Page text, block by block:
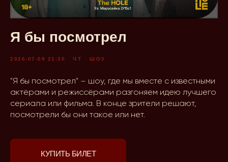
Я бы посмотрел
2026-07-09 21:30 ЧТ ШОУ
"Я бы посмотрел" – шоу, где мы вместе с известными
актёрами и режиссёрами разгоняем идею лучшего
сериала или фильма. В конце зрители решают,
посмотрели бы они такое или нет.
КУПИТЬ БИЛЕТ